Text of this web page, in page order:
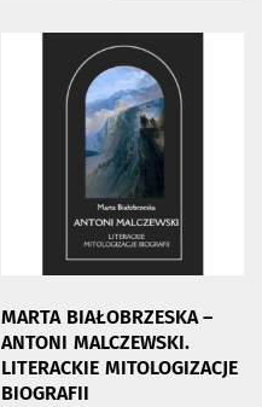
MARTA BIAŁOBRZESKA –
ANTONI MALCZEWSKI.
LITERACKIE MITOLOGIZACJE
BIOGRAFII